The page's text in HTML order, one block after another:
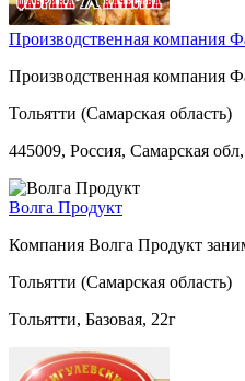
Производственная компания
Производственная компания
Тольятти (Самарская область)
445009, Россия, Самарская
Волга Продукт
Компания Волга Продукт
Тольятти (Самарская область)
Тольятти, Базовая, 22г